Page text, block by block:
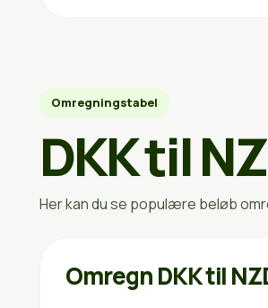
Omregningstabel
DKK til
Her kan du se populære beløb
Omregn DKK til